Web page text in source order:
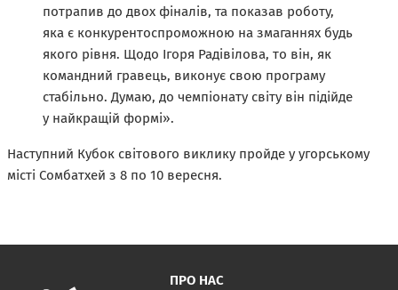
потрапив до двох фіналів, та показав роботу,
яка є конкурентоспроможною на змаганнях будь
якого рівня. Щодо Ігоря Радівілова, то він, як
командний гравець, виконує свою програму
стабільно. Думаю, до чемпіонату світу він підійде
у найкращій формі».
Наступний Кубок світового виклику пройде у угорському
місті Сомбатхей з 8 по 10 вересня.
ПРО НАС